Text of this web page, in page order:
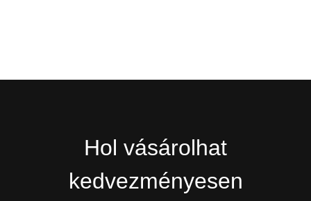
Hol vásárolhat
kedvezményesen